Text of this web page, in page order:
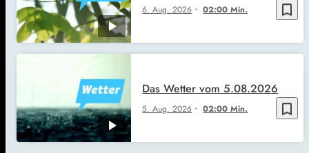
bookmark_border
6. Aug. 2026 02:00 Min.
bookmark_border
5. Aug. 2026 02:00 Min.
Das Wetter vom 5.08.2026